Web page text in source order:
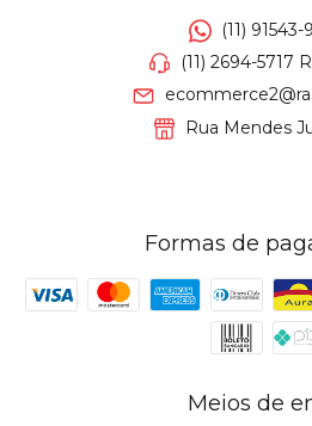
(11)
(11) 2694-5717
Rua Mendes
Formas de
Meios de